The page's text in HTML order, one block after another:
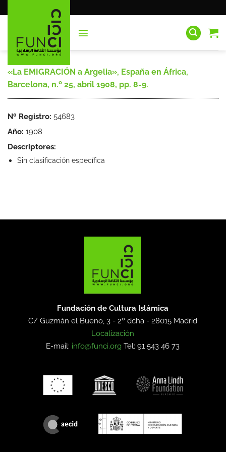
al
«La EMIGRACIÓN a Argelia», España en África,
Barcelona, n.º 25, abril 1908, pp. 8-9.
Nº Registro: 54683
Año: 1908
Descriptores:
Sin clasificación específica
Fundación de Cultura Islámica
C/ Guzmán el Bueno, 3 - 2º dcha -28015 Madrid
Localización
E-mail: info@funci.org Tel: 91 543 46 73